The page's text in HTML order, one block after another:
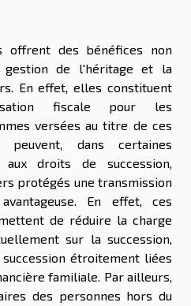
offrent des bénéfices non
gestion de l'héritage et la
En effet, elles constituent
fiscale pour les
versées au titre de ces
peuvent, dans certaines
aux droits de succession,
protégés une transmission
En effet, ces
de réduire la charge
sur la succession,
étroitement liées
familiale. Par ailleurs,
des personnes hors du